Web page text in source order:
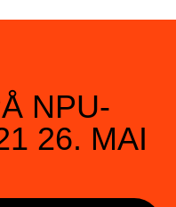
NPU-
26. MAI